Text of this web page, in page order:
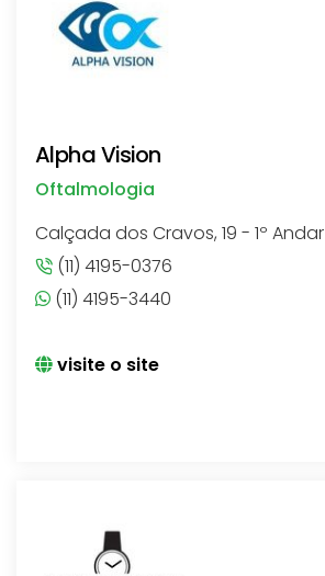
Alpha Vision
Oftalmologia
Calçada dos Cravos, 19 - 1º Andar
(11) 4195-0376
(11) 4195-3440
visite o site